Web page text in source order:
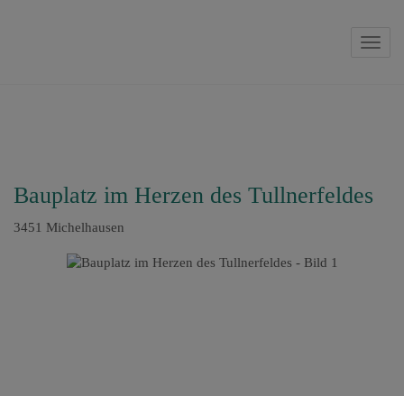
Bauplatz im Herzen des Tullnerfeldes
3451 Michelhausen